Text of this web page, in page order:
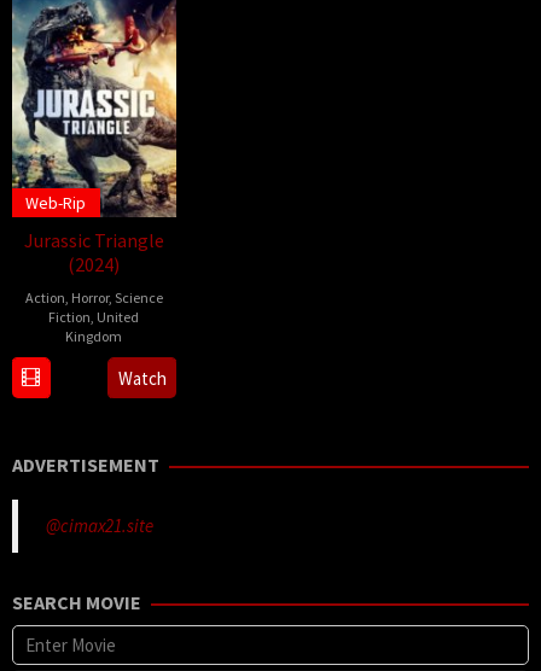
Web-Rip
Jurassic Triangle
(2024)
Action Horror, Science
Fiction United
Kingdom
Feb
Victor
De
Watch
ADVERTISEMENT
@cimax21.site
SEARCH MOVIE